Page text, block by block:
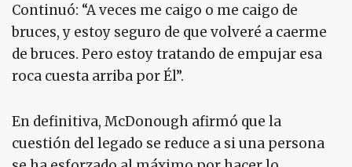
Continuó: “A veces me caigo o me caigo de
bruces, y estoy seguro de que volveré a caerme
de bruces. Pero estoy tratando de empujar esa
roca cuesta arriba por Él”.
En definitiva, McDonough afirmó que la
cuestión del legado se reduce a si una persona